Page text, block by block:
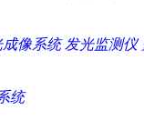
成像系统 发光监测仪
统